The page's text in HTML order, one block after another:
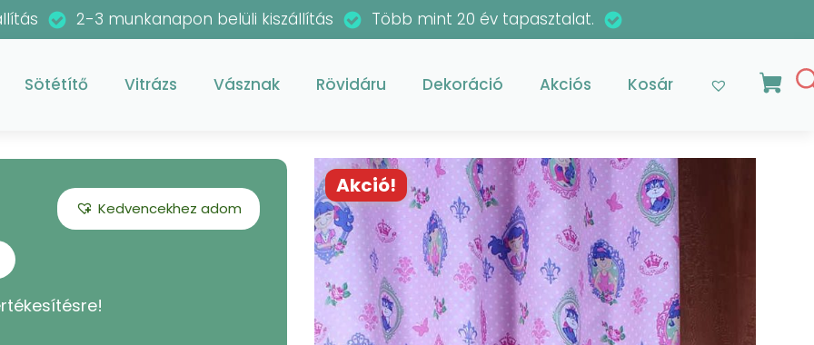
2-3 munkanapon belüli kiszállítás Több mint 20 év tapasztalat.
Sötétítő Vitrázs Vásznak Rövidáru Dekoráció Akciós Kosár
Kedvencekhez adom
Akció!